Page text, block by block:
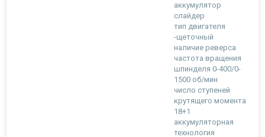
аккумулятор
слайдер
тип двигателя
-щеточный
наличие реверса
частота вращения
шпинделя 0-400/0-
1500 об/мин
число ступеней
крутящего момента
18+1
аккумуляторная
технология